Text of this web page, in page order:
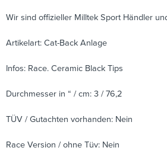
Wir sind offizieller Milltek Sport Händler
Artikelart: Cat-Back Anlage
Infos: Race. Ceramic Black Tips
Durchmesser in “ / cm: 3 / 76,2
TÜV / Gutachten vorhanden: Nein
Race Version / ohne Tüv: Nein